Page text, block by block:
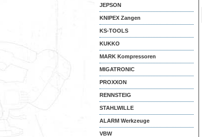
JEPSON
KNIPEX Zangen
KS-TOOLS
KUKKO
MARK Kompressoren
MIGATRONIC
PROXXON
RENNSTEIG
STAHLWILLE
ALARM Werkzeuge
VBW